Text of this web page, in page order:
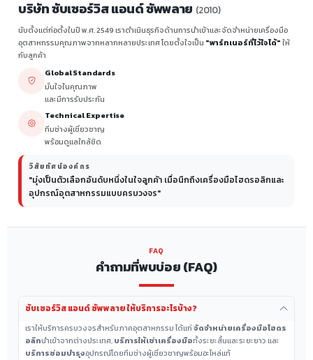
บริษัท ซับเซอร์วิส แอนด์ ซัพพลาย (2010)
นับตั้งแต่ก่อตั้งในปี พ.ศ. 2549 เราดำเนินธุรกิจด้านการนำเข้าและจัดจำหน่ายเครื่องมือ
อุตสาหกรรมคุณภาพจากหลากหลายประเทศ โดยตั้งใจเป็น "พาร์ทเนอร์ที่ไว้ใจได้"ให้
กับลูกค้า
Global Standards
มั่นใจในคุณภาพ
และมีการรับประกัน
Technical Expertise
ทีมช่างผู้เชี่ยวชาญ
พร้อมดูแลใกล้ชิด
วิสัยทัศน์องค์กร
"มุ่งเป็นตัวเลือกอันดับหนึ่งในใจลูกค้า เมื่อนึกถึงเครื่องมือไฮดรอลิกและ
อุปกรณ์อุตสาหกรรมแบบครบวงจร"
FAQ
คำถามที่พบบ่อย (FAQ)
ซับเซอร์วิส แอนด์ ซัพพลาย ให้บริการอะไรบ้าง?
เราให้บริการครบวงจรสำหรับภาคอุตสาหกรรม ได้แก่จัดจำหน่ายเครื่องมือไฮดร
อลิกนำเข้าจากต่างประเทศ,บริการให้เช่าเครื่องมือทั้งระยะสั้นและระยะยาว และ
บริการซ่อมบำรุงอุปกรณ์โดยทีมช่างผู้เชี่ยวชาญพร้อมอะไหล่แท้